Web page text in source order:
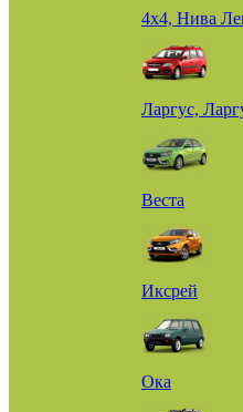
4х4, Нива
Ларгус,
Веста
Иксрей
Ока